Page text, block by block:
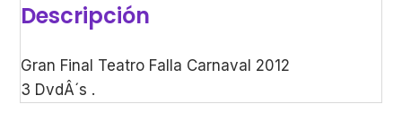
Descripción
Gran Final Teatro Falla Carnaval 2012
3 DvdÂ´s .